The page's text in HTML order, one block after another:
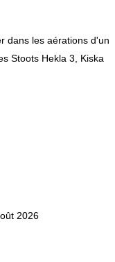
dans les aérations d'un
Stoots Hekla 3, Kiska
2026